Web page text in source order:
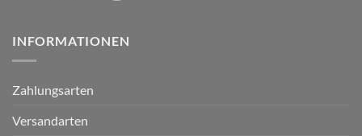
INFORMATIONEN
Zahlungsarten
Versandarten